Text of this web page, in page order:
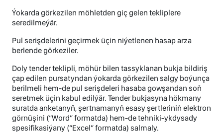
Ýokarda görkezilen möhletden giç gelen tekliplere
seredilmeýär.
Pul serişdelerini geçirmek üçin niýetlenen hasap arza
berlende görkeziler.
Doly tender teklipli, möhür bilen tassyklanan bukja bildiriş
çap edilen pursatyndan ýokarda görkezilen salgy boýunça
berilmeli hem-de pul serişdeleri hasaba gowşandan soň
seretmek üçin kabul edilýär. Tender bukjasyna hökmany
suratda anketanyň, şertnamanyň esasy şertleriniň elektron
görnüşini (“Word” formatda) hem-de tehniki-ykdysady
spesifikasiýany (“Excel” formatda) salmaly.